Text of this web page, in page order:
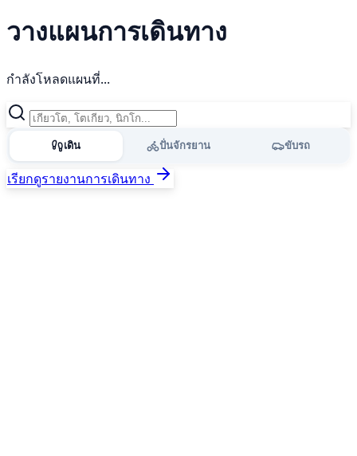
วางแผนการเดินทาง
กำลังโหลดแผนที่...
เดิน ปั่นจักรยาน ขับรถ
เรียกดูรายงานการเดินทาง